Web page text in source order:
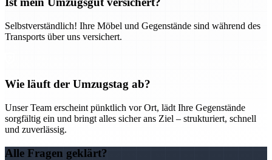
Selbstverständlich! Ihre Möbel und Gegenstände sind während des
Transports über uns versichert.
Wie läuft der Umzugstag ab?
Unser Team erscheint pünktlich vor Ort, lädt Ihre Gegenstände
sorgfältig ein und bringt alles sicher ans Ziel – strukturiert, schnell
und zuverlässig.
Alle Fragen geklärt?